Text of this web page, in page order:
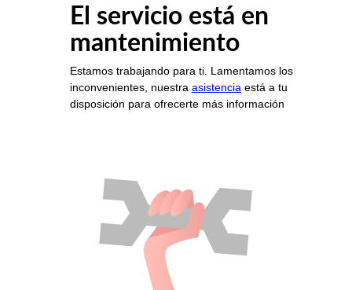
El servicio está en
mantenimiento
Estamos trabajando para ti. Lamentamos los
inconvenientes, nuestra asistencia está a tu
disposición para ofrecerte más información